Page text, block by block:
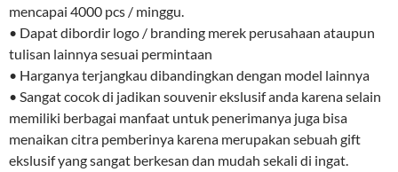
mencapai 4000 pcs / minggu.
• Dapat dibordir logo / branding merek perusahaan ataupun
tulisan lainnya sesuai permintaan
• Harganya terjangkau dibandingkan dengan model lainnya
• Sangat cocok di jadikan souvenir ekslusif anda karena selain
memiliki berbagai manfaat untuk penerimanya juga bisa
menaikan citra pemberinya karena merupakan sebuah gift
ekslusif yang sangat berkesan dan mudah sekali di ingat.